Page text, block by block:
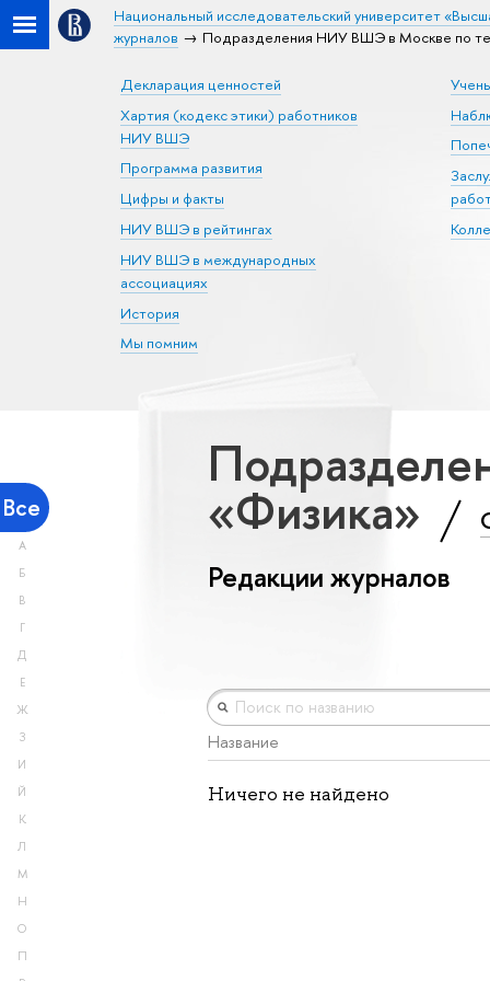
Национальный исследовательский университет
журналов
Подразделения НИУ ВШЭ в Москве по
Декларация ценностей
Хартия (кодекс этики) работников
НИУ ВШЭ
Программа развития
Цифры и факты
НИУ ВШЭ в рейтингах
НИУ ВШЭ в международных
ассоциациях
История
Мы помним
Все
А
Б
В
Г
Д
Е
Ж
З
И
Й
К
Л
М
Н
О
П
«Физика»
Редакции журналов
Название
Ничего не найдено